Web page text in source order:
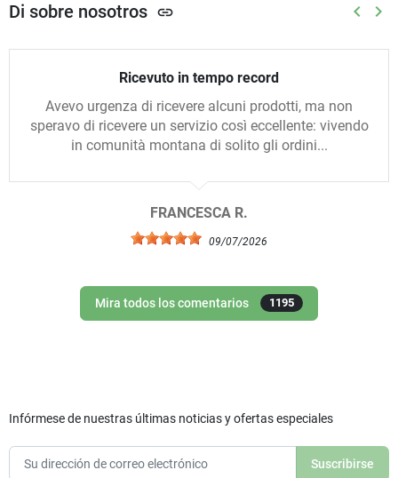
Di sobre nosotros link keyboard_arrow_left keyboard_arrow_right
Ricevuto in tempo record
Avevo urgenza di ricevere alcuni prodotti, ma non
speravo di ricevere un servizio così eccellente: vivendo
in comunità montana di solito gli ordini...
FRANCESCA R.
09/07/2026
Mira todos los comentarios 1195
Infórmese de nuestras últimas noticias y ofertas especiales